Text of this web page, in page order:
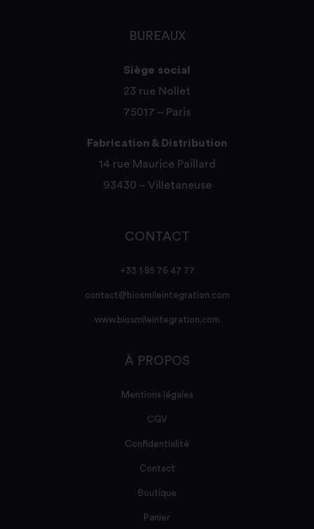
BUREAUX
Siège social
23 rue Nollet
75017 – Paris
Fabrication & Distribution
14 rue Maurice Paillard
93430 – Villetaneuse
CONTACT
+33 1 85 76 47 77
contact@biosmileintegration.com
www.biosmileintegration.com
À PROPOS
Mentions légales
CGV
Confidentialité
Contact
Boutique
Panier